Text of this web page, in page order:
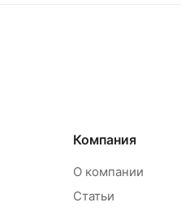
Компания
О компании
Статьи